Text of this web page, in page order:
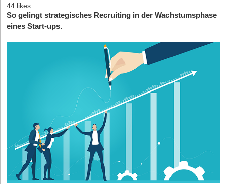
44 likes
So gelingt strategisches Recruiting in der Wachstumsphase
eines Start-ups.